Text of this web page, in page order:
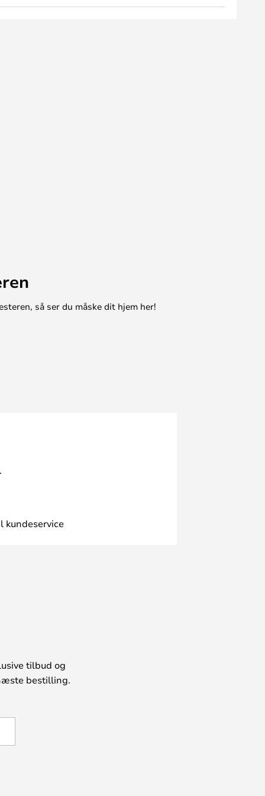
så ser du måske dit hjem her!
kundeservice
tilbud og
bestilling.